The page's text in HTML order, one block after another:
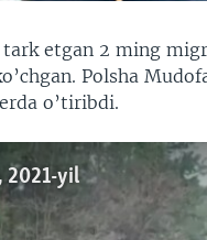
etgan 2 ming
Polsha
o’tiribdi.
2021-yil